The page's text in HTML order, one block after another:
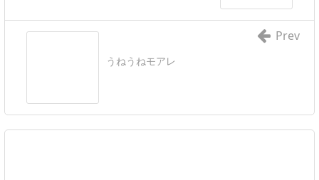
うねうねモアレ
Prev